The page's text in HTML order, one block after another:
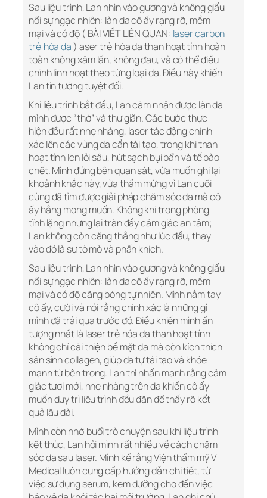
Sau liệu trình, Lan nhìn vào gương và không giấu
nổi sự ngạc nhiên: làn da cô ấy rạng rỡ, mềm
mại và có độ ( BÀI VIẾT LIÊN QUAN: laser carbon
trẻ hóa da ) aser trẻ hóa da than hoạt tính hoàn
toàn không xâm lấn, không đau, và có thể điều
chỉnh linh hoạt theo từng loại da. Điều này khiến
Lan tin tưởng tuyệt đối.
Khi liệu trình bắt đầu, Lan cảm nhận được làn da
mình được “thở” và thư giãn. Các bước thực
hiện đều rất nhẹ nhàng, laser tác động chính
xác lên các vùng da cần tái tạo, trong khi than
hoạt tính len lỏi sâu, hút sạch bụi bẩn và tế bào
chết. Mình đứng bên quan sát, vừa muốn ghi lại
khoảnh khắc này, vừa thầm mừng vì Lan cuối
cùng đã tìm được giải pháp chăm sóc da mà cô
ấy hằng mong muốn. Không khí trong phòng
tĩnh lặng nhưng lại tràn đầy cảm giác an tâm;
Lan không còn căng thẳng như lúc đầu, thay
vào đó là sự tò mò và phấn khích.
Sau liệu trình, Lan nhìn vào gương và không giấu
nổi sự ngạc nhiên: làn da cô ấy rạng rỡ, mềm
mại và có độ căng bóng tự nhiên. Mình nắm tay
cô ấy, cười và nói rằng chính xác là những gì
mình đã trải qua trước đó. Điều khiến mình ấn
tượng nhất là laser trẻ hóa da than hoạt tính
không chỉ cải thiện bề mặt da mà còn kích thích
sản sinh collagen, giúp da tự tái tạo và khỏe
mạnh từ bên trong. Lan thì nhấn mạnh rằng cảm
giác tươi mới, nhẹ nhàng trên da khiến cô ấy
muốn duy trì liệu trình đều đặn để thấy rõ kết
quả lâu dài.
Mình còn nhớ buổi trò chuyện sau khi liệu trình
kết thúc, Lan hỏi mình rất nhiều về cách chăm
sóc da sau laser. Mình kể rằng Viện thẩm mỹ V
Medical luôn cung cấp hướng dẫn chi tiết, từ
việc sử dụng serum, kem dưỡng cho đến việc